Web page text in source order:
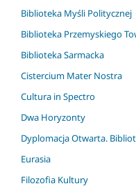
Biblioteka Myśli Politycznej
Biblioteka Przemyskiego
Biblioteka Sarmacka
Cistercium Mater Nostra
Cultura in Spectro
Dwa Horyzonty
Dyplomacja Otwarta.
Eurasia
Filozofia Kultury